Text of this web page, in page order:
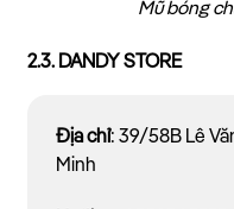
Mũ bóng
2.3. DANDY STORE
Địa chỉ: 39/58B Lê
Minh